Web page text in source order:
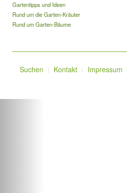
Gartentipps und Ideen
Rund um die Garten-Kräuter
Rund um Garten-Bäume
Suchen Kontakt Impressum